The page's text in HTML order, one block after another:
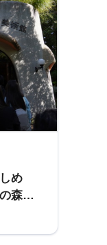
め
森ジ